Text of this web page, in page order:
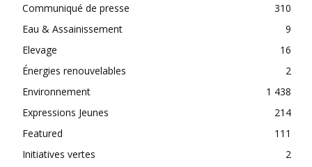
Communiqué de presse
310
Eau & Assainissement
9
Elevage
16
Énergies renouvelables
2
Environnement
1 438
Expressions Jeunes
214
Featured
111
Initiatives vertes
2